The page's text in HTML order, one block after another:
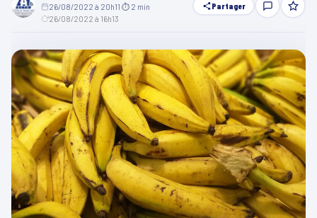
26/08/2022 à 20h11 ⏱ 2 min
26/08/2022 à 16h13
Partager